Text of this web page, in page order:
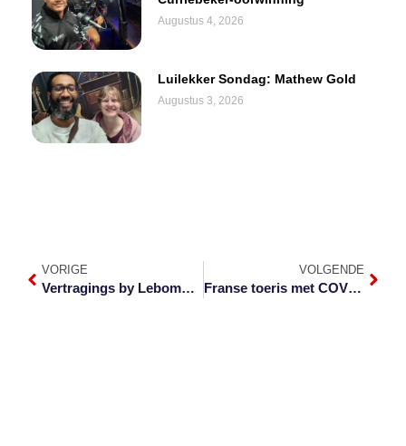
Augustus 4, 2026
Luilekker Sondag: Mathew Gold
Augustus 3, 2026
VORIGE
Vertragings by Lebombo-grenspos
VOLGENDE
Franse toeris met COVID-19 in die Krugerpark